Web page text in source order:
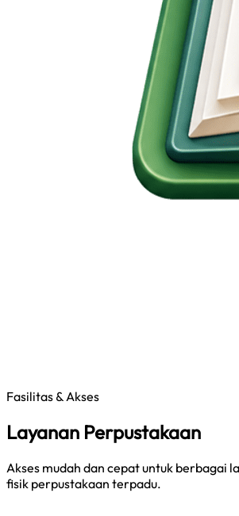
Fasilitas & Akses
Layanan Perpustakaan
Akses mudah dan cepat untuk berbagai
fisik perpustakaan terpadu.